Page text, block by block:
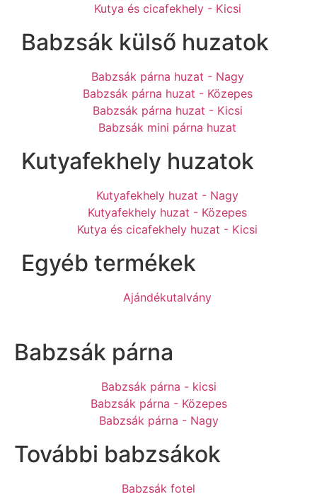
Kutya és cicafekhely - Kicsi
Babzsák külső huzatok
Babzsák párna huzat - Nagy
Babzsák párna huzat - Közepes
Babzsák párna huzat - Kicsi
Babzsák mini párna huzat
Kutyafekhely huzatok
Kutyafekhely huzat - Nagy
Kutyafekhely huzat - Közepes
Kutya és cicafekhely huzat - Kicsi
Egyéb termékek
Ajándékutalvány
Babzsák párna
Babzsák párna - kicsi
Babzsák párna - Közepes
Babzsák párna - Nagy
További babzsákok
Babzsák fotel